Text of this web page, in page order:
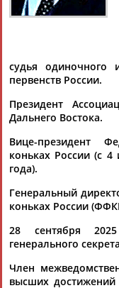
Ваш запрос:
1 2
ФФККР утвердила
сборную Азербайджана
...рассказал позднее
директор ФФККР
переход
(Проект:
21.05.2026
Федерация фигурного
жеребьевку
России
...секретарь
РоссииАлександр
допуске...
судья одиночного
первенств России.
Президент
Дальнего Востока.
Вице-президент
коньках России (с
года).
Генеральный
коньках России
28 сентября
генерального
Член
высших достижений